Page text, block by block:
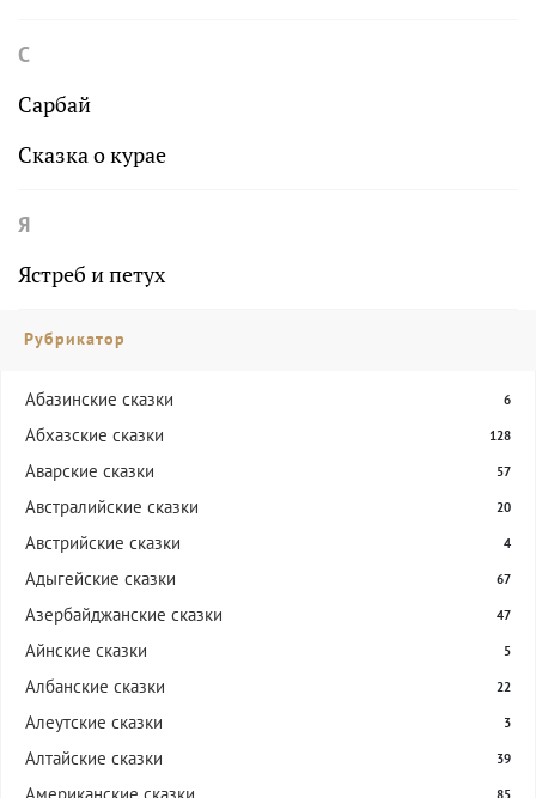
С
Сарбай
Сказка о курае
Я
Ястреб и петух
Рубрикатор
Абазинские сказки 6
Абхазские сказки 128
Аварские сказки 57
Австралийские сказки 20
Австрийские сказки 4
Адыгейские сказки 67
Азербайджанские сказки 47
Айнские сказки 5
Албанские сказки 22
Алеутские сказки 3
Алтайские сказки 39
85